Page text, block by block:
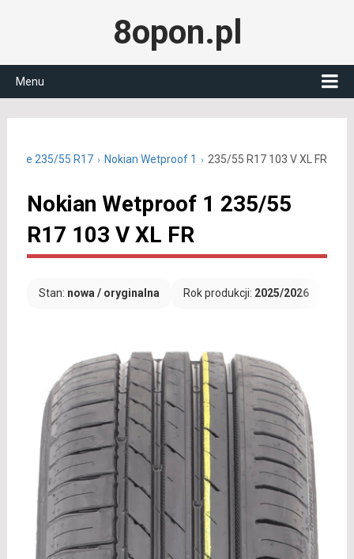
8opon.pl
Menu
letnie 235/55 R17 Nokian Wetproof 1 235/55 R17 103 V XL FR
Nokian Wetproof 1 235/55
R17 103 V XL FR
Stan: nowa / oryginalna Rok produkcji: 2025/2026